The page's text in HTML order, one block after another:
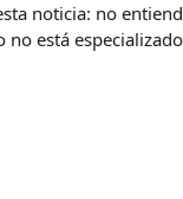
noticia: no
no está